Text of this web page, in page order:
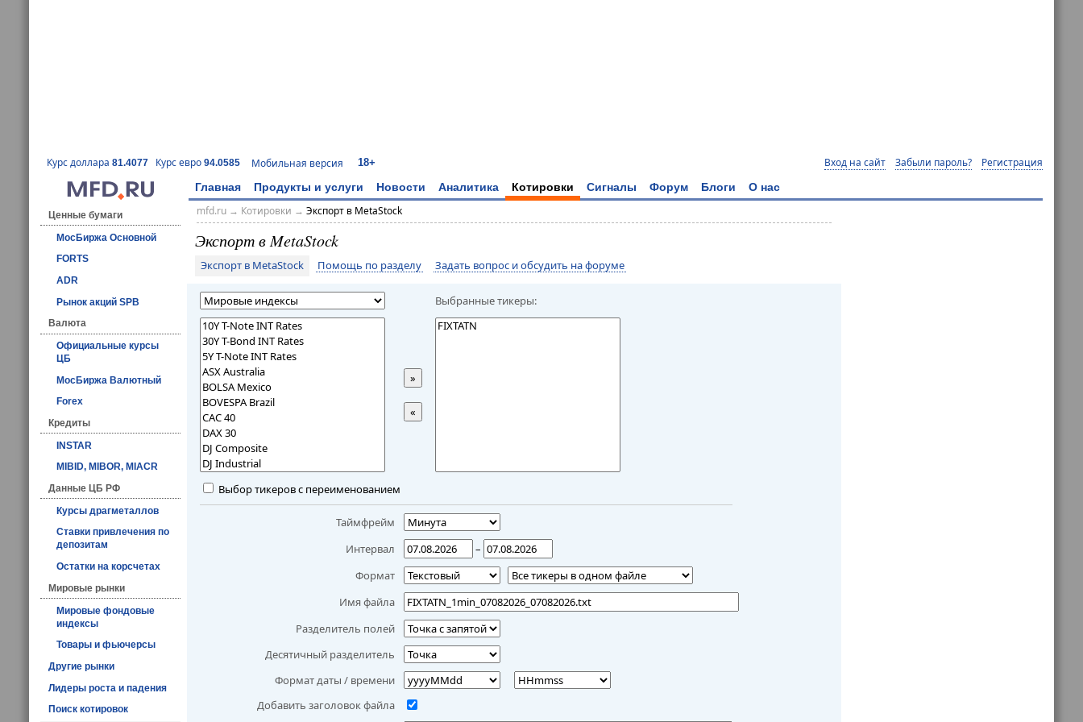
Курс доллара 81.4077 Курс евро 94.0585 Мобильная версия 18+ Вход на сайт Забыли пароль? Регистрация
Главная Продукты и услуги Новости Аналитика Котировки Сигналы Форум Блоги О нас
Ценные бумаги
МосБиржа Основной
FORTS
ADR
Рынок акций SPB
Валюта
Официальные курсы
ЦБ
МосБиржа Валютный
Forex
Кредиты
INSTAR
MIBID, MIBOR, MIACR
Данные ЦБ РФ
Курсы драгметаллов
Ставки привлечения по
депозитам
Остатки на корсчетах
Мировые рынки
Мировые фондовые
индексы
Товары и фьючерсы
Другие рынки
Лидеры роста и падения
Поиск котировок
mfd.ru→ Котировки → Экспорт в MetaStock
Экспорт в MetaStock
Экспорт в MetaStock Помощь по разделу Задать вопрос и обсудить на форуме
Выбранные тикеры:
»
«
Выбор тикеров с переименованием
Таймфрейм
Интервал
–
Формат
Имя файла
Разделитель полей
Десятичный разделитель
Формат даты / времени
Добавить заголовок файла